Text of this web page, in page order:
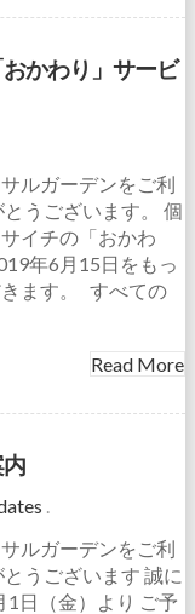
かわり」サービ
ルガーデンをご利
うございます。 個
イチの「おかわ
年6月15日をもっ
ます。 すべての
Read More
.
ルガーデンをご利
うございます 誠に
日（金）より ご予